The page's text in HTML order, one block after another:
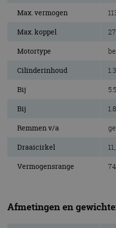
Max. vermogen
Max. koppel
Motortype
Cilinderinhoud
Bij
Bij
Remmen v/a
Draaicirkel
Vermogensrange
Afmetingen en